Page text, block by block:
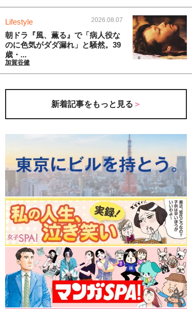
Lifestyle 2026.08.07
朝ドラ『風、薫る』で「病人役な
のに色気がダダ漏れ」と騒然。39
歳・...
加賀谷健
新着記事をもっと見る